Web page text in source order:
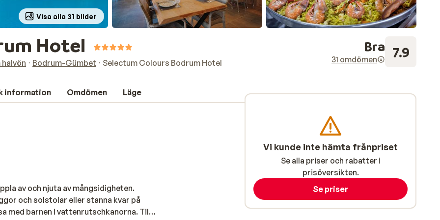
Visa alla 31 bilder
Hotel
Bodrum-Gümbet Selectum Colours Bodrum Hotel
Bra
31 omdömen 7.9
information Omdömen Läge
av och njuta av mångsidigheten.
och solstolar eller stanna kvar på
med barnen i vattenrutschkanorna. Till
Vi kunde inte hämta frånpriset
Se alla priser och rabatter i
prisöversikten.
Se priser